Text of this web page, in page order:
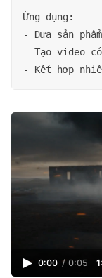
Ứng dụng:
- Đưa sản
- Tạo video
0:00 / 0:05